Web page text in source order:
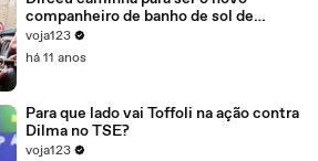
companheiro de banho de sol de
Marcelo Odebrecht e Cia.
voja123
há 11 anos
Para que lado vai Toffoli na ação contra
Dilma no TSE?
voja123